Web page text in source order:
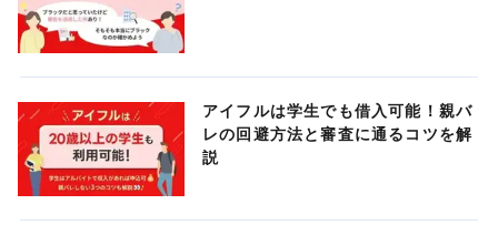
アイフルは学生でも借入可能！親バ
レの回避方法と審査に通るコツを解
説